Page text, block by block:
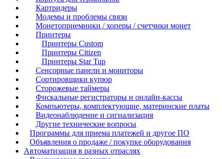
Картридеры
Модемы и проблемы связи
Монетоприемники / хоперы / счетчики монет
Принтеры
Принтеры Custom
Принтеры Citizen
Принтеры Star Tup
Сенсорные панели и мониторы
Сортировщики купюр
Сторожевые таймеры
Фискальные регистраторы и онлайн-кассы
Компьютеры, комплектующие, материнские платы
Видеонаблюдение и сигнализация
Другие технические вопросы
Программы для приема платежей и другое ПО
Объявления о продаже / покупке оборудования
Автоматизация в разных отраслях